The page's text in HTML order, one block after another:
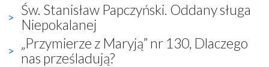
Św. Stanisław Papczyński. Oddany sługa
Niepokalanej
„Przymierze z Maryją” nr 130, Dlaczego
nas prześladują?